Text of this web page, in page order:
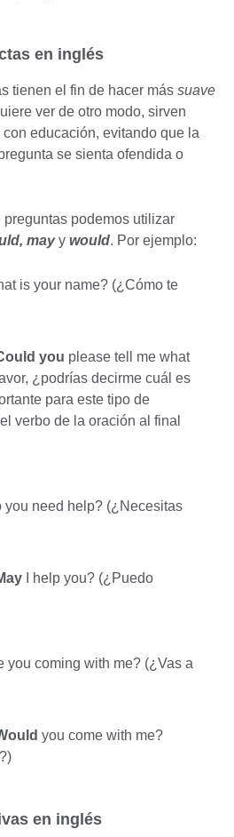
en inglés
tienen el fin de hacer más suave
ver de otro modo, sirven
educación, evitando que la
se sienta ofendida o
preguntas podemos utilizar
mayy would. Por ejemplo:
is your name? (¿Cómo te
you please tell me what
¿podrías decirme cuál es
para este tipo de
verbo de la oración al final
you need help? (¿Necesitas
I help you? (¿Puedo
you coming with me? (¿Vas a
you come with me?
en inglés